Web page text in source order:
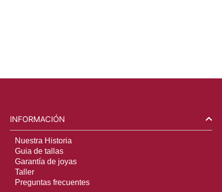
INFORMACIÓN
Nuestra Historia
Guia de tallas
Garantía de joyas
Taller
Preguntas frecuentes